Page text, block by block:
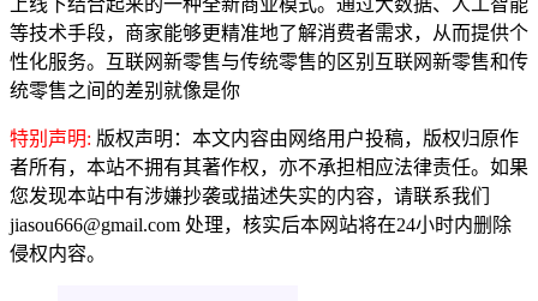
等技术手段，商家能够更精准地了解消费者需求，从而提供个
性化服务。互联网新零售与传统零售的区别互联网新零售和传
统零售之间的差别就像是你
特别声明: 版权声明：本文内容由网络用户投稿，版权归原作
者所有，本站不拥有其著作权，亦不承担相应法律责任。如果
您发现本站中有涉嫌抄袭或描述失实的内容，请联系我们
jiasou666@gmail.com 处理，核实后本网站将在24小时内删除
侵权内容。